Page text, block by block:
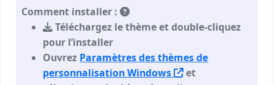
Comment installer :
Téléchargez le thème et double-cliquez
pour l’installer
Ouvrez Paramètres des thèmes de
personnalisation Windows
et